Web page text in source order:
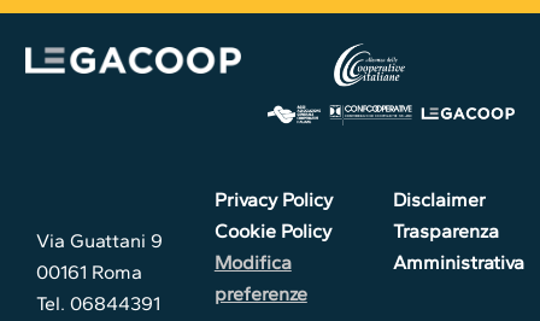
Via Guattani 9
00161 Roma
Tel. 06844391
Privacy Policy
Cookie Policy
Modifica
preferenze
Disclaimer
Trasparenza
Amministrativa